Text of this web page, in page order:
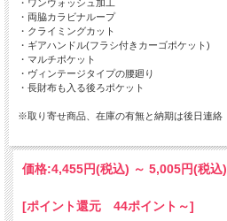
・ワンウォッシュ加工
・両脇カラビナループ
・クライミングカット
・ギアハンドル(フラシ付きカーゴポケット)
・マルチポケット
・ヴィンテージタイプの腰廻り
・長財布も入る後ろポケット
※取り寄せ商品、在庫の有無と納期は後日連絡
価格:4,455円(税込) ～ 5,005円(税込)
[ポイント還元 44ポイント～]